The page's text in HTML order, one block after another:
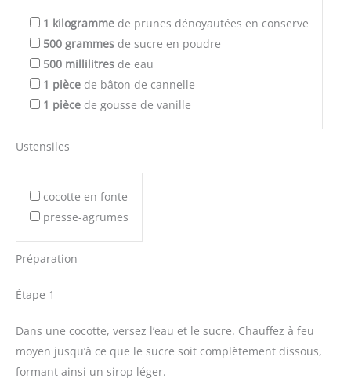
1 kilogramme de prunes dénoyautées en conserve
500 grammes de sucre en poudre
500 millilitres de eau
1 pièce de bâton de cannelle
1 pièce de gousse de vanille
Ustensiles
cocotte en fonte
presse-agrumes
Préparation
Étape 1
Dans une cocotte, versez l’eau et le sucre. Chauffez à feu
moyen jusqu’à ce que le sucre soit complètement dissous,
formant ainsi un sirop léger.